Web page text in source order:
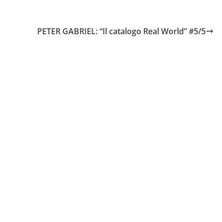
PETER GABRIEL: “Il catalogo Real World” #5/5